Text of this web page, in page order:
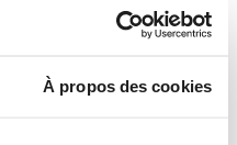
À propos des cookies